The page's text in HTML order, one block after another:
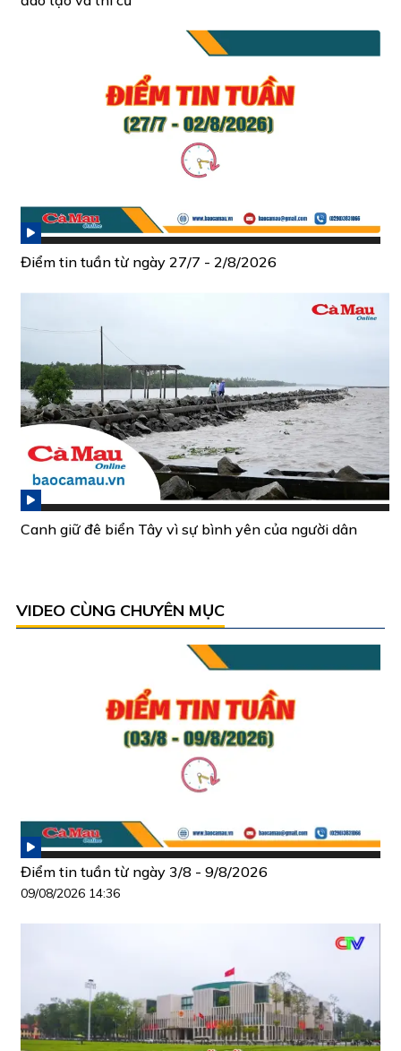
Điểm tin tuần từ ngày 27/7 - 2/8/2026
Canh giữ đê biển Tây vì sự bình yên của người dân
VIDEO CÙNG CHUYÊN MỤC
Điểm tin tuần từ ngày 3/8 - 9/8/2026
09/08/2026 14:36